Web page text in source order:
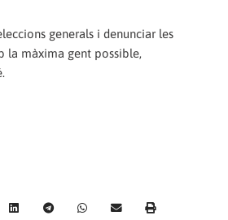
generals i denunciar les
la màxima gent possible,